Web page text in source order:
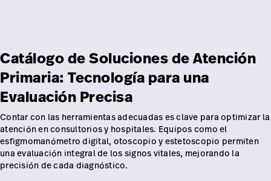
Baxter.com
Portal
Catálogo de Soluciones de Atención
Primaria: Tecnología para una
Evaluación Precisa
Contar con las herramientas adecuadas es clave para optimizar la
atención en consultorios y hospitales. Equipos como el
esfigmomanómetro digital, otoscopio y estetoscopio permiten
una evaluación integral de los signos vitales, mejorando la
precisión de cada diagnóstico.